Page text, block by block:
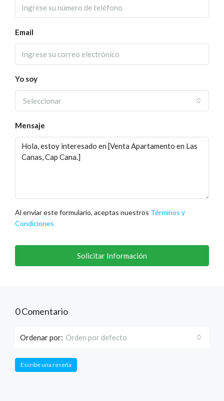
Email
Yo soy
Seleccionar
Mensaje
Al enviar este formulario, aceptas nuestros Términos y
Condiciones
Solicitar Información
0 Comentario
Ordenar por: Orden por defecto
Escribe una reseña